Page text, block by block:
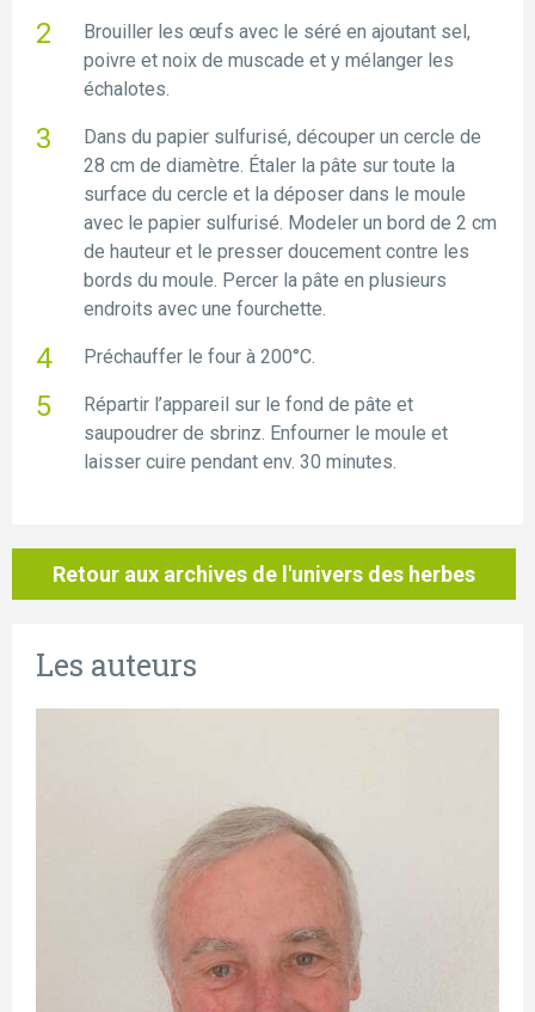
Brouiller les œufs avec le séré en ajoutant sel,
poivre et noix de muscade et y mélanger les
échalotes.
Dans du papier sulfurisé, découper un cercle de
28 cm de diamètre. Étaler la pâte sur toute la
surface du cercle et la déposer dans le moule
avec le papier sulfurisé. Modeler un bord de 2 cm
de hauteur et le presser doucement contre les
bords du moule. Percer la pâte en plusieurs
endroits avec une fourchette.
Préchauffer le four à 200°C.
Répartir l’appareil sur le fond de pâte et
saupoudrer de sbrinz. Enfourner le moule et
laisser cuire pendant env. 30 minutes.
Retour aux archives de l'univers des herbes
Les auteurs